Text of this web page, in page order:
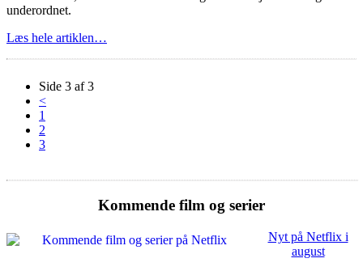
underordnet.
Læs hele artiklen…
Side 3 af 3
<
1
2
3
Kommende film og serier
Nyt på Netflix i
august